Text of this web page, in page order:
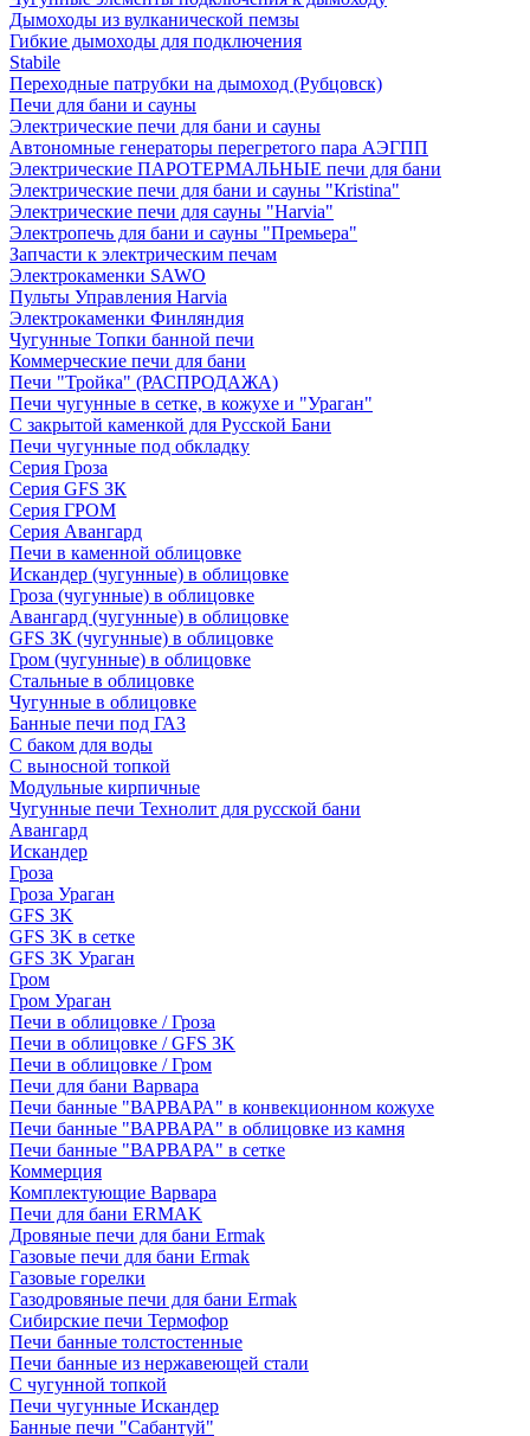
Дымоходы из вулканической пемзы
Гибкие дымоходы для подключения
Stabile
Переходные патрубки на дымоход (Рубцовск)
Печи для бани и сауны
Электрические печи для бани и сауны
Автономные генераторы перегретого пара АЭГПП
Электрические ПАРОТЕРМАЛЬНЫЕ печи для бани
Электрические печи для бани и сауны "Кristina"
Электрические печи для сауны "Harvia"
Электропечь для бани и сауны "Премьера"
Запчасти к электрическим печам
Электрокаменки SAWO
Пульты Управления Harvia
Электрокаменки Финляндия
Чугунные Топки банной печи
Коммерческие печи для бани
Печи "Тройка" (РАСПРОДАЖА)
Печи чугунные в сетке, в кожухе и "Ураган"
С закрытой каменкой для Русской Бани
Печи чугунные под обкладку
Серия Гроза
Серия GFS ЗК
Серия ГРОМ
Серия Авангард
Печи в каменной облицовке
Искандер (чугунные) в облицовке
Гроза (чугунные) в облицовке
Авангард (чугунные) в облицовке
GFS ЗК (чугунные) в облицовке
Гром (чугунные) в облицовке
Стальные в облицовке
Чугунные в облицовке
Банные печи под ГАЗ
С баком для воды
С выносной топкой
Модульные кирпичные
Чугунные печи Технолит для русской бани
Авангард
Искандер
Гроза
Гроза Ураган
GFS 3K
GFS 3K в сетке
GFS 3K Ураган
Гром
Гром Ураган
Печи в облицовке / Гроза
Печи в облицовке / GFS 3K
Печи в облицовке / Гром
Печи для бани Варвара
Печи банные "ВАРВАРА" в конвекционном кожухе
Печи банные "ВАРВАРА" в облицовке из камня
Печи банные "ВАРВАРА" в сетке
Коммерция
Комплектующие Варвара
Печи для бани ERMAK
Дровяные печи для бани Ermak
Газовые печи для бани Ermak
Газовые горелки
Газодровяные печи для бани Ermak
Сибирские печи Термофор
Печи банные толстостенные
Печи банные из нержавеющей стали
С чугунной топкой
Печи чугунные Искандер
Банные печи "Сабантуй"